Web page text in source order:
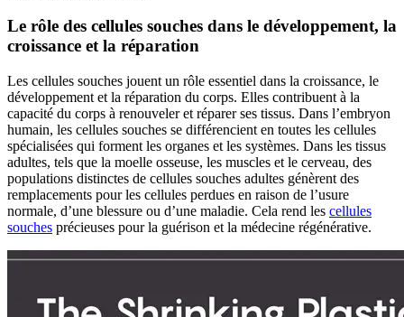
Le rôle des cellules souches dans le développement, la
croissance et la réparation
Les cellules souches jouent un rôle essentiel dans la croissance, le
développement et la réparation du corps. Elles contribuent à la
capacité du corps à renouveler et réparer ses tissus. Dans l’embryon
humain, les cellules souches se différencient en toutes les cellules
spécialisées qui forment les organes et les systèmes. Dans les tissus
adultes, tels que la moelle osseuse, les muscles et le cerveau, des
populations distinctes de cellules souches adultes génèrent des
remplacements pour les cellules perdues en raison de l’usure
normale, d’une blessure ou d’une maladie. Cela rend les cellules
souches précieuses pour la guérison et la médecine régénérative.